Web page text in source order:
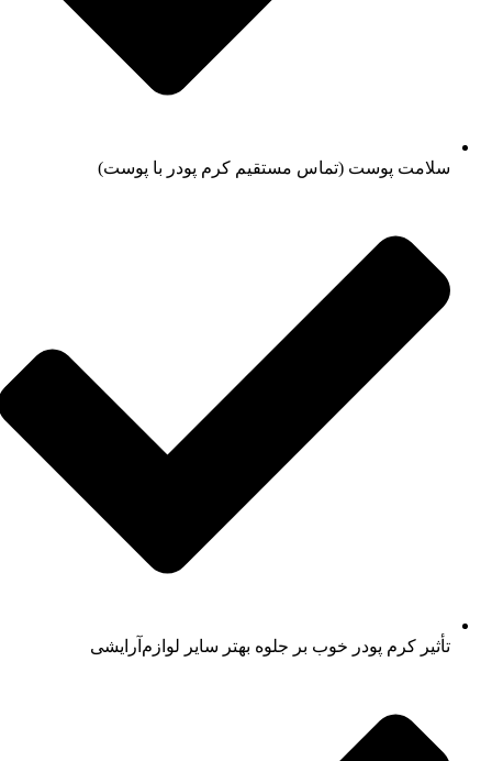
سلامت پوست (تماس مستقیم کرم پودر با پوست)
تأثیر کرم پودر خوب بر جلوه بهتر سایر لوازم‌آرایشی